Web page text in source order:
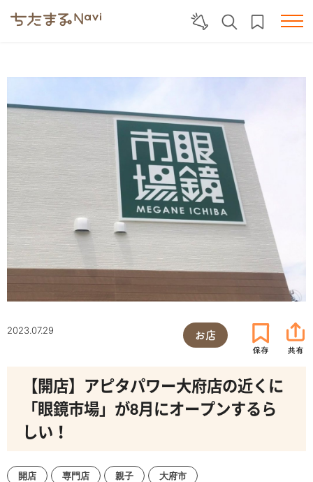
2023.07.29 お店
【開店】アピタパワー大府店の近くに
「眼鏡市場」が8月にオープンするら
しい！
開店 専門店 親子 大府市